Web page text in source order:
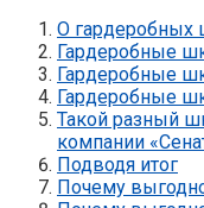
О гардеробных
Гардеробные
Гардеробные
Гардеробные
Такой разный
компании
Подводя итог
Почему